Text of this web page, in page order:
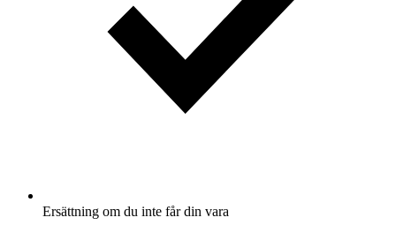
Ersättning om du inte får din vara